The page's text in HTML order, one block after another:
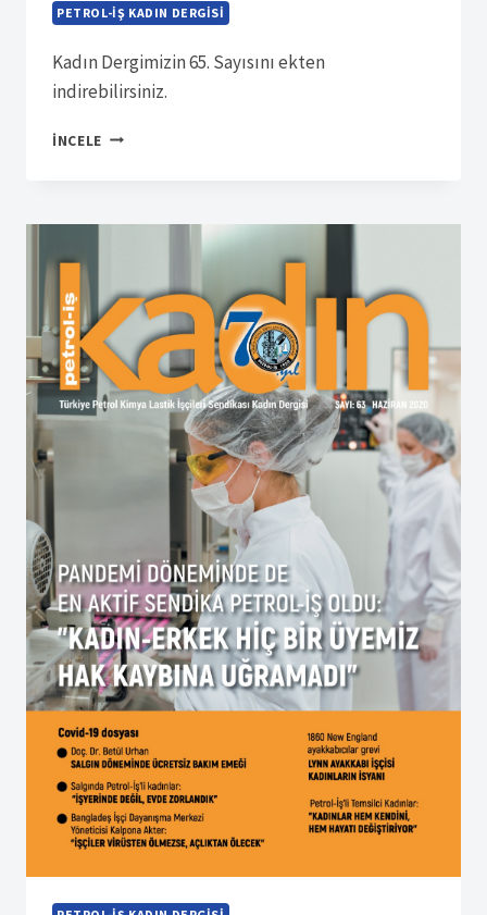
PETROL-İŞ KADIN DERGISI
Kadın Dergimizin 65. Sayısını ekten
indirebilirsiniz.
İNCELE SÜRELI